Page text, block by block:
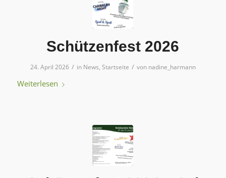
Schützenfest 2026
24. April 2026 / in News, Startseite / von nadine_harmann
Weiterlesen